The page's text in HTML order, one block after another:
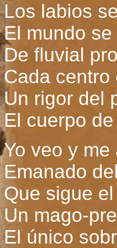
Los labios
El mundo
De fluvial
Cada
Un rigor del
El cuerpo
Yo veo y
Emanado
Que sigue
Un mago-
El único